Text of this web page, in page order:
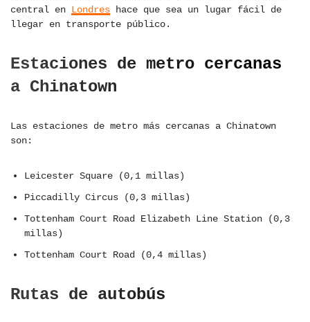
central en Londres hace que sea un lugar fácil de
llegar en transporte público.
Estaciones de metro cercanas
a Chinatown
Las estaciones de metro más cercanas a Chinatown
son:
Leicester Square (0,1 millas)
Piccadilly Circus (0,3 millas)
Tottenham Court Road Elizabeth Line Station (0,3
millas)
Tottenham Court Road (0,4 millas)
Rutas de autobús